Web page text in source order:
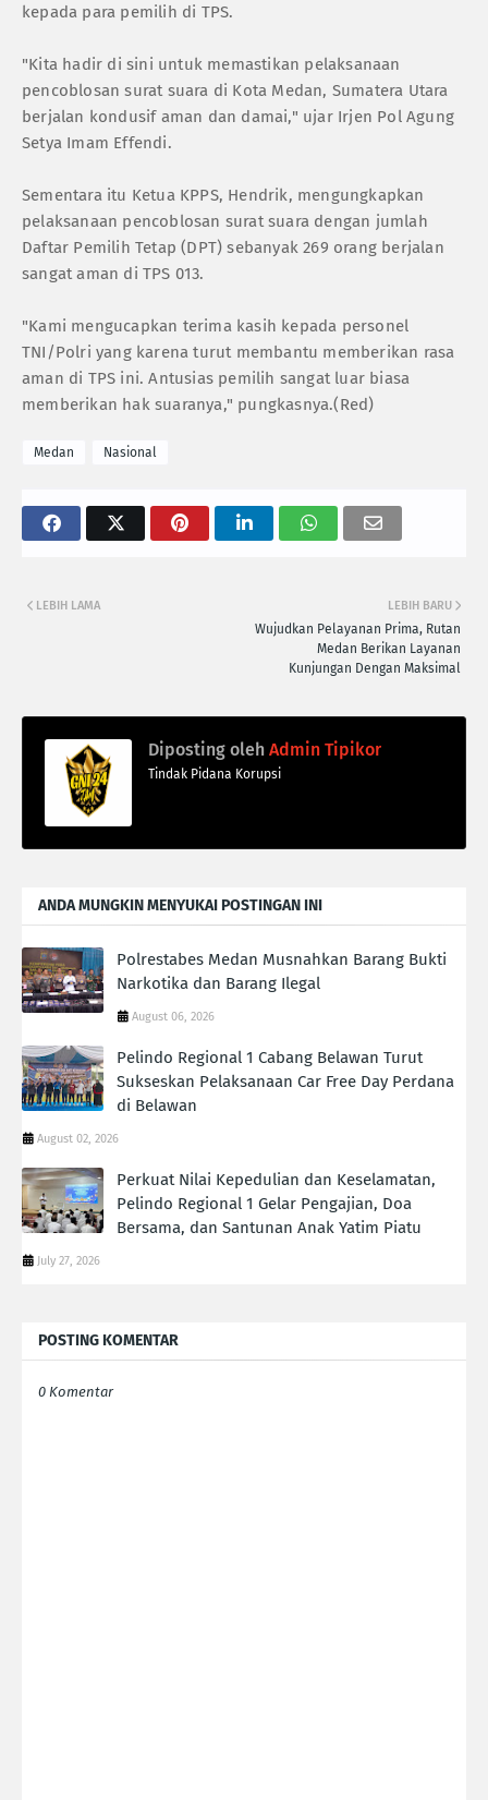
kepada para pemilih di TPS.
"Kita hadir di sini untuk memastikan pelaksanaan
pencoblosan surat suara di Kota Medan, Sumatera Utara
berjalan kondusif aman dan damai," ujar Irjen Pol Agung
Setya Imam Effendi.
Sementara itu Ketua KPPS, Hendrik, mengungkapkan
pelaksanaan pencoblosan surat suara dengan jumlah
Daftar Pemilih Tetap (DPT) sebanyak 269 orang berjalan
sangat aman di TPS 013.
"Kami mengucapkan terima kasih kepada personel
TNI/Polri yang karena turut membantu memberikan rasa
aman di TPS ini. Antusias pemilih sangat luar biasa
memberikan hak suaranya," pungkasnya.(Red)
Medan Nasional
LEBIH BARU
Wujudkan Pelayanan Prima, Rutan
Medan Berikan Layanan
Kunjungan Dengan Maksimal
LEBIH LAMA
Diposting oleh Admin Tipikor
Tindak Pidana Korupsi
ANDA MUNGKIN MENYUKAI POSTINGAN INI
Polrestabes Medan Musnahkan Barang Bukti
Narkotika dan Barang Ilegal
August 06, 2026
Pelindo Regional 1 Cabang Belawan Turut
Sukseskan Pelaksanaan Car Free Day Perdana
di Belawan
August 02, 2026
Perkuat Nilai Kepedulian dan Keselamatan,
Pelindo Regional 1 Gelar Pengajian, Doa
Bersama, dan Santunan Anak Yatim Piatu
July 27, 2026
POSTING KOMENTAR
0 Komentar